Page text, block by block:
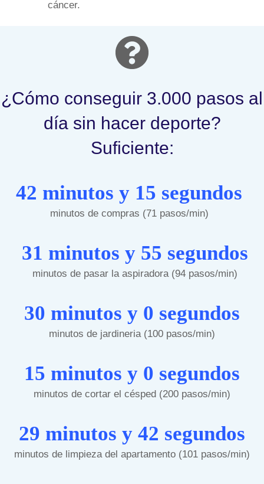
cáncer.
¿Cómo conseguir 3.000 pasos al
día sin hacer deporte?
Suficiente:
42 minutos y 15 segundos
minutos de compras (71 pasos/min)
31 minutos y 55 segundos
minutos de pasar la aspiradora (94 pasos/min)
30 minutos y 0 segundos
minutos de jardineria (100 pasos/min)
15 minutos y 0 segundos
minutos de cortar el césped (200 pasos/min)
29 minutos y 42 segundos
minutos de limpieza del apartamento (101 pasos/min)